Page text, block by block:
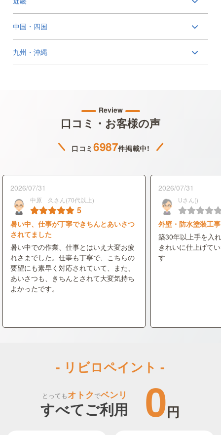
中国・四国
九州・沖縄
Review
口コミ・お客様の声
口コミ6987件掲載中!
2026/07/31
中原 久さん(70代以上)
5
暑い中、仕事が丁寧できちんとあいさつ
されてました
暑い中での作業、仕事とはいえ大変お疲
れさまでした。仕事も丁寧で、こちらの
要望にも素早く対応されていて、また、
あいさつも、きちんとされて大変気持ち
よかったです。
2026/07/31
Uさん()
外壁・防水塗装工事
築30年以上手を入
きれいに仕上げて
す
- リビロペイント -
とってもオトクでベンリ
すべてご利用 0円